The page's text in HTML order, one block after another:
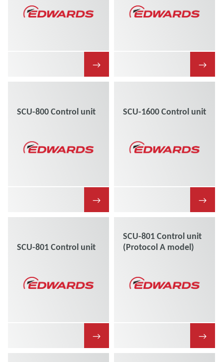
→ →
SCU-800 Control unit
→
SCU-1600 Control unit
→
SCU-801 Control unit
→
SCU-801 Control unit
(Protocol A model)
→